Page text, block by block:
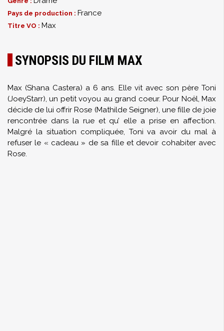
Pays de production : France
Titre VO : Max
SYNOPSIS DU FILM MAX
Max (Shana Castera) a 6 ans. Elle vit avec son père Toni
(JoeyStarr), un petit voyou au grand coeur. Pour Noël, Max
décide de lui offrir Rose (Mathilde Seigner), une fille de joie
rencontrée dans la rue et qu’ elle a prise en affection.
Malgré la situation compliquée, Toni va avoir du mal à
refuser le « cadeau » de sa fille et devoir cohabiter avec
Rose.